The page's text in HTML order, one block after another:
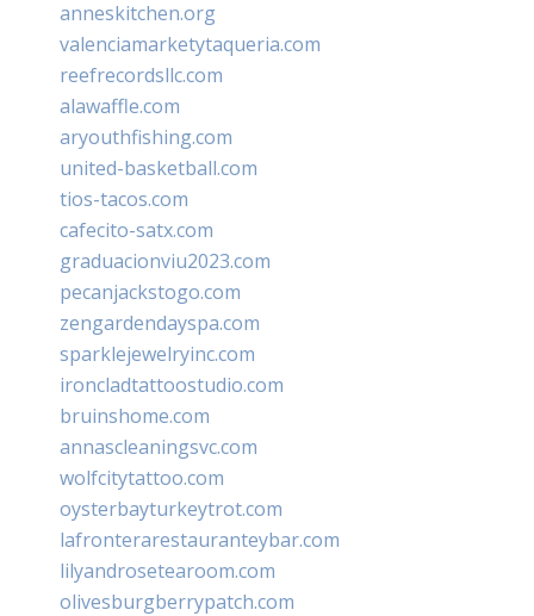
anneskitchen.org
valenciamarketytaqueria.com
reefrecordsllc.com
alawaffle.com
aryouthfishing.com
united-basketball.com
tios-tacos.com
cafecito-satx.com
graduacionviu2023.com
pecanjackstogo.com
zengardendayspa.com
sparklejewelryinc.com
ironcladtattoostudio.com
bruinshome.com
annascleaningsvc.com
wolfcitytattoo.com
oysterbayturkeytrot.com
lafronterarestauranteybar.com
lilyandrosetearoom.com
olivesburgberrypatch.com